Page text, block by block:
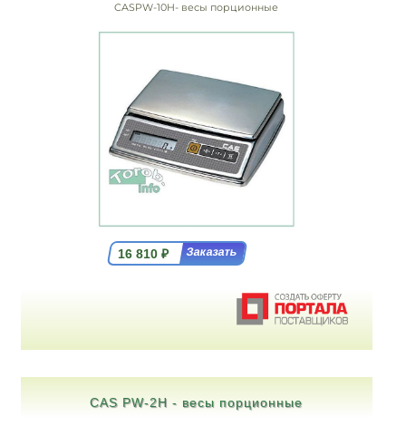
CASPW-10H- весы порционные
16 810₽
CAS PW-2H - весы порционные